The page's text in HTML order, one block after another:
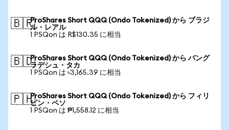
🇧🇷ProShares Short QQQ (Ondo Tokenized) から ブラジ
ル・レアル
1 PSQon は R$130.35 に相当
🇧🇩ProShares Short QQQ (Ondo Tokenized) から バング
ラデシュ・タカ
1 PSQon は ৳3,165.39 に相当
🇵🇭ProShares Short QQQ (Ondo Tokenized) から フィリ
ピン・ペソ
1 PSQon は ₱1,558.12 に相当